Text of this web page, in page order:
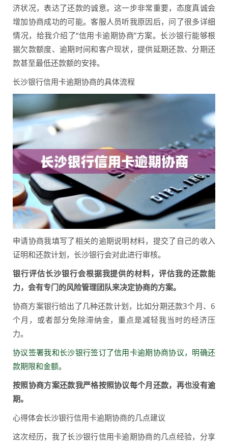
济状况，表达了还款的诚意。这一步非常重要，态度真诚会
增加协商成功的可能。客服人员听我原因后，问了很多详细
情况，给我介绍了“信用卡逾期协商”方案。长沙银行能够根
据欠款额度、逾期时间和客户现状，提供延期还款、分期还
款甚至最低还款额的安排。
长沙银行信用卡逾期协商的具体流程
申请协商我填写了相关的逾期说明材料，提交了自己的收入
证明和还款计划，长沙银行会对此进行审核。
银行评估长沙银行会根据我提供的材料，评估我的还款能
力，会有专门的风险管理团队来决定协商的方案。
协商方案银行给出了几种还款计划，比如分期还款3个月、6
个月，或者部分免除滞纳金，重点是减轻我当时的经济压
力。
协议签署我和长沙银行签订了信用卡逾期协商协议，明确还
款期限和金额。
按照协商方案还款我严格按照协议每个月还款，再也没有逾
期。
心得体会长沙银行信用卡逾期协商的几点建议
这次经历，我了长沙银行信用卡逾期协商的几点经验，分享